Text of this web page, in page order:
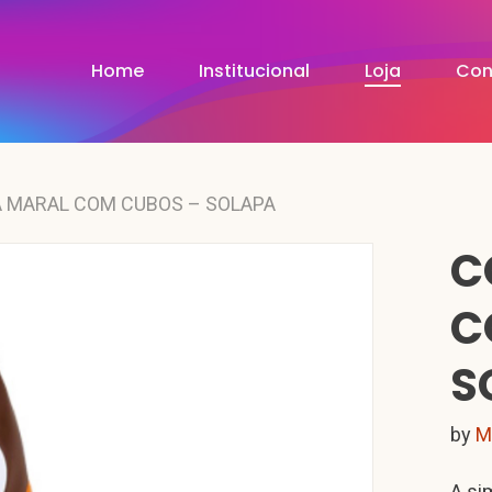
Home Institucional Loja
COM CUBOS – SOLAPA
by